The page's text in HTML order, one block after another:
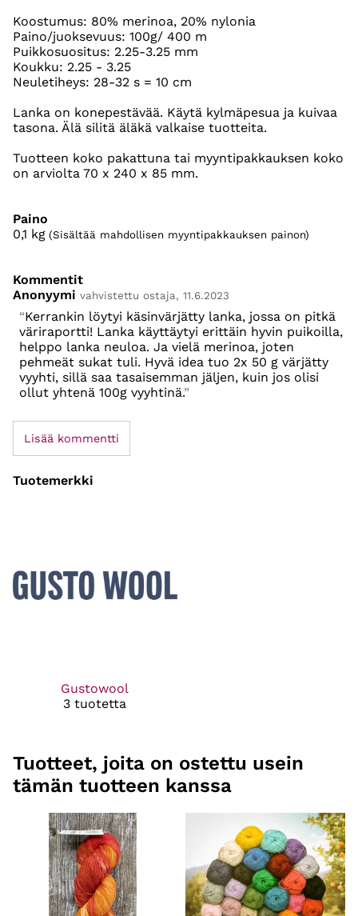
Koostumus: 80% merinoa, 20% nylonia
Paino/juoksevuus: 100g/ 400 m
Puikkosuositus: 2.25-3.25 mm
Koukku: 2.25 - 3.25
Neuletiheys: 28-32 s = 10 cm
Lanka on konepestävää. Käytä kylmäpesua ja kuivaa
tasona. Älä silitä äläkä valkaise tuotteita.
Tuotteen koko pakattuna tai myyntipakkauksen koko
on arviolta 70 x 240 x 85 mm.
Paino
0,1 kg (Sisältää mahdollisen myyntipakkauksen painon)
Kommentit
Anonyymi vahvistettu ostaja, 11.6.2023
Kerrankin löytyi käsinvärjätty lanka, jossa on pitkä
väriraportti! Lanka käyttäytyi erittäin hyvin puikoilla,
helppo lanka neuloa. Ja vielä merinoa, joten
pehmeät sukat tuli. Hyvä idea tuo 2x 50 g värjätty
vyyhti, sillä saa tasaisemman jäljen, kuin jos olisi
ollut yhtenä 100g vyyhtinä.
Lisää kommentti
Tuotemerkki
Gustowool
3 tuotetta
Tuotteet, joita on ostettu usein
tämän tuotteen kanssa